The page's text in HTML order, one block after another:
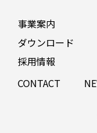
事業案内
ダウンロード
採用情報
CONTACT